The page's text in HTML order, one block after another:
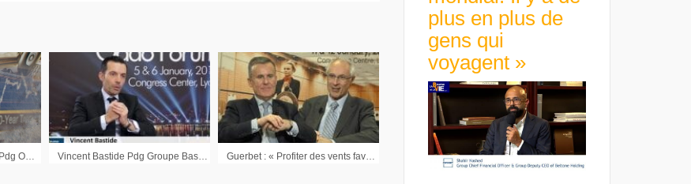
Vincent Bastide Pdg Groupe Bastide : « Nous allons réaliser de nouvelles acquisitions » Guerbet : « Profiter des vents favorables sur l’IRM »
plus en plus de
gens qui
voyagent »